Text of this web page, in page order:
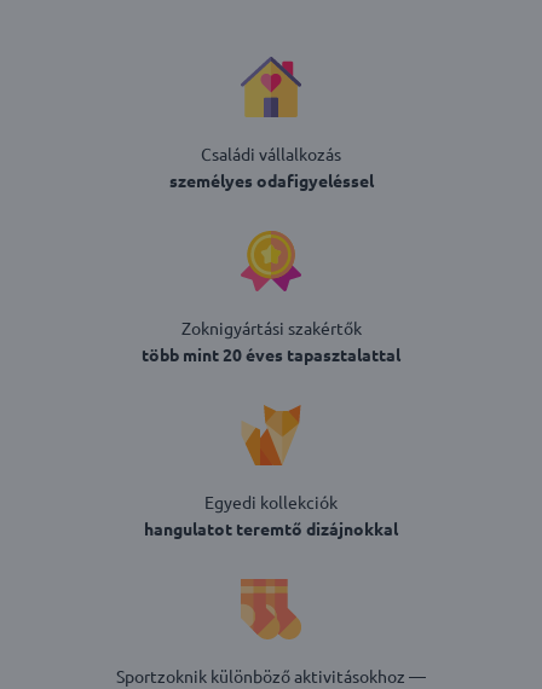
Családi vállalkozás
személyes odafigyeléssel
Zoknigyártási szakértők
több mint 20 éves tapasztalattal
Egyedi kollekciók
hangulatot teremtő dizájnokkal
Sportzoknik különböző aktivitásokhoz —